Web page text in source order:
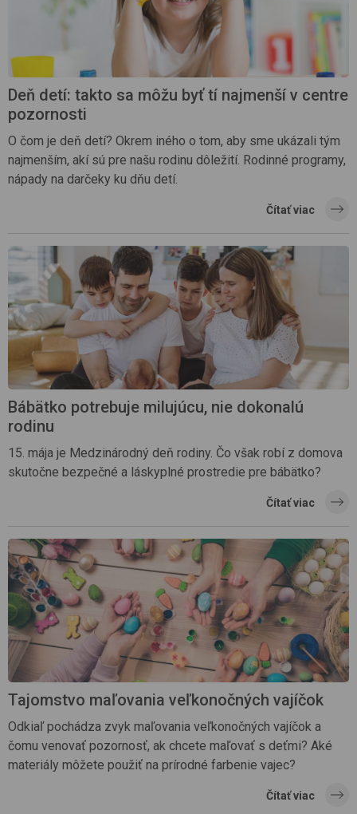
Deň detí: takto sa môžu byť tí najmenší v centre
pozornosti
O čom je deň detí? Okrem iného o tom, aby sme ukázali tým
najmenším, akí sú pre našu rodinu dôležití. Rodinné programy,
nápady na darčeky ku dňu detí.
Čítať viac
Bábätko potrebuje milujúcu, nie dokonalú
rodinu
15. mája je Medzinárodný deň rodiny. Čo však robí z domova
skutočne bezpečné a láskyplné prostredie pre bábätko?
Čítať viac
Tajomstvo maľovania veľkonočných vajíčok
Odkiaľ pochádza zvyk maľovania veľkonočných vajíčok a
čomu venovať pozornosť, ak chcete maľovať s deťmi? Aké
materiály môžete použiť na prírodné farbenie vajec?
Čítať viac